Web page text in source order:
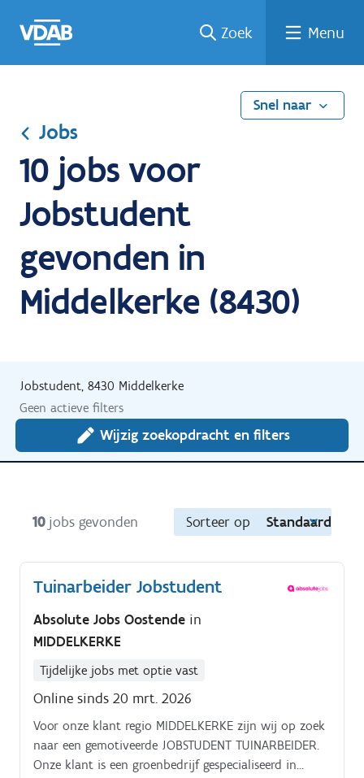
naar
een
een
job
naar
Zoek Menu
Snel naar
Jobs
10 jobs voor
Jobstudent
gevonden in
Middelkerke (8430)
Jobstudent, 8430 Middelkerke
Geen actieve filters
Wijzig zoekopdracht en filters
10 jobs gevonden Sorteer op Standaard
Tuinarbeider Jobstudent
Absolute Jobs Oostende in
MIDDELKERKE
Tijdelijke jobs met optie vast
Online sinds 20 mrt. 2026
Voor onze klant regio MIDDELKERKE zijn wij op zoek
naar een gemotiveerde JOBSTUDENT TUINARBEIDER.
Onze klant is een groenbedrijf gespecialiseerd in